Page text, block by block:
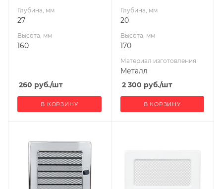
Глубина, мм
27
Высота, мм
160
260 руб./шт
В КОРЗИНУ
Глубина, мм
20
Высота, мм
170
Материал изготовления
Металл
2 300 руб./шт
В КОРЗИНУ
Высота, мм Глубина, мм
Высота, мм